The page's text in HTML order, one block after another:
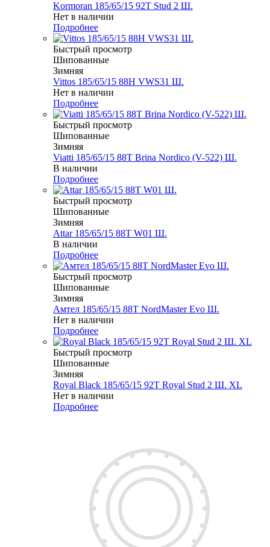
Kormoran 185/65/15 92T Stud 2 Ш.
Нет в наличии
Подробнее
Быстрый просмотр
Шипованные
Зимняя
Vittos 185/65/15 88H VWS31 Ш.
Нет в наличии
Подробнее
Быстрый просмотр
Шипованные
Зимняя
Viatti 185/65/15 88T Brina Nordico (V-522) Ш.
В наличии
Подробнее
Быстрый просмотр
Шипованные
Зимняя
Attar 185/65/15 88T W01 Ш.
В наличии
Подробнее
Быстрый просмотр
Шипованные
Зимняя
Амтел 185/65/15 88T NordMaster Evo Ш.
Нет в наличии
Подробнее
Быстрый просмотр
Шипованные
Зимняя
Royal Black 185/65/15 92T Royal Stud 2 Ш. XL
Нет в наличии
Подробнее